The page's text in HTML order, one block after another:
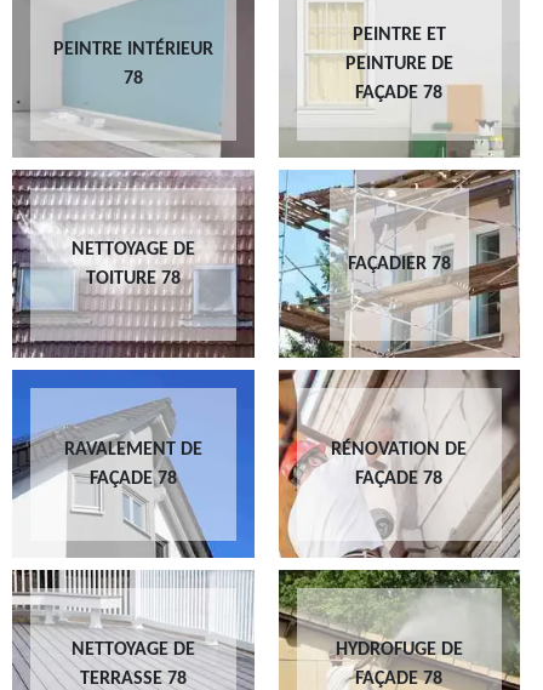
PEINTRE INTÉRIEUR
78
PEINTRE ET
PEINTURE DE
FAÇADE 78
NETTOYAGE DE
TOITURE 78
FAÇADIER 78
RAVALEMENT DE
FAÇADE 78
RÉNOVATION DE
FAÇADE 78
NETTOYAGE DE
TERRASSE 78
HYDROFUGE DE
FAÇADE 78